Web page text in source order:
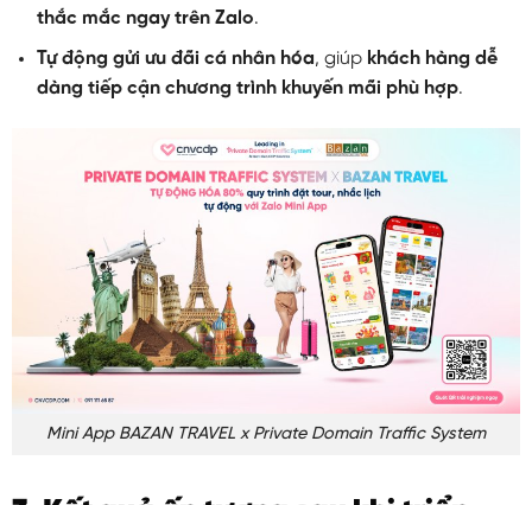
thắc mắc ngay trên Zalo.
Tự động gửi ưu đãi cá nhân hóa, giúp khách hàng dễ
dàng tiếp cận chương trình khuyến mãi phù hợp.
Mini App BAZAN TRAVEL x Private Domain Traffic System